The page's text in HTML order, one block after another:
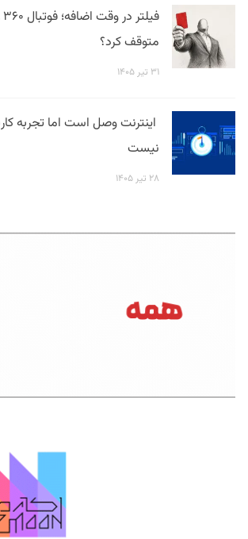
متوقف کرد؟
۳۱ تیر ۱۴۰۵
اینترنت وصل است اما تجربه
نیست
۲۸ تیر ۱۴۰۵